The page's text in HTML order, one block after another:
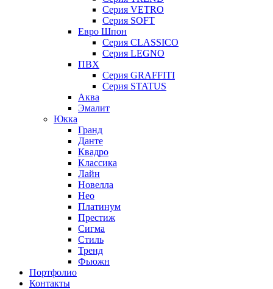
Серия VETRO
Серия SOFT
Евро Шпон
Серия CLASSICO
Серия LEGNO
ПВХ
Серия GRAFFITI
Серия STATUS
Аква
Эмалит
Юкка
Гранд
Данте
Квадро
Классика
Лайн
Новелла
Нео
Платинум
Престиж
Сигма
Стиль
Тренд
Фьюжн
Портфолио
Контакты